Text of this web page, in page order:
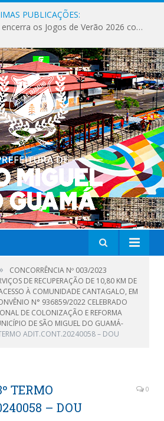
PUBLICAÇÕES:
São Miguel do Guamá encerra os Jogos de Verão 2026 com sucesso de público e competições.
CONCORRÊNCIA Nº 003/2023
DE RECUPERAÇÃO DE 10,80 KM DE
À COMUNIDADE CANTAGALO, EM
N° 936859/2022 CELEBRADO
DE COLONIZAÇÃO E REFORMA
DE SÃO MIGUEL DO GUAMÁ-
ADIT.CONT.20240058 – DOU
TERMO
– DOU
0